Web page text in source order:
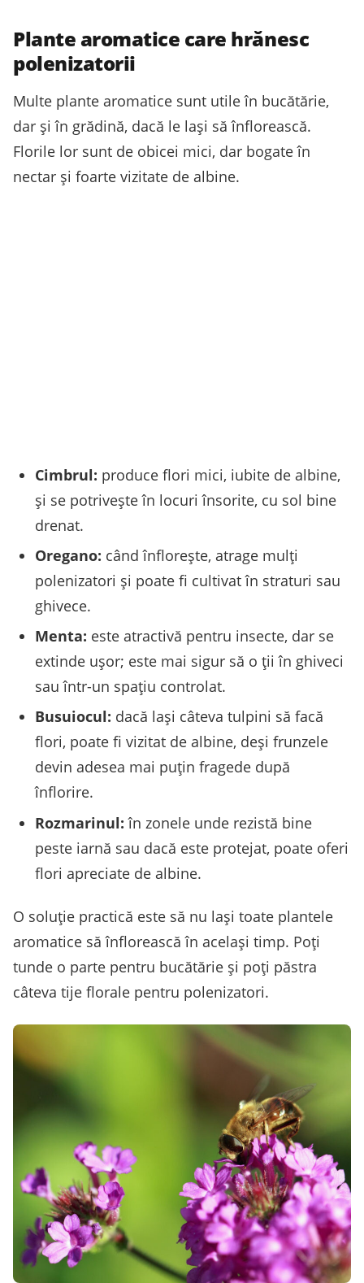
Plante aromatice care hrănesc
polenizatorii
Multe plante aromatice sunt utile în bucătărie,
dar și în grădină, dacă le lași să înflorească.
Florile lor sunt de obicei mici, dar bogate în
nectar și foarte vizitate de albine.
Cimbrul: produce flori mici, iubite de albine,
și se potrivește în locuri însorite, cu sol bine
drenat.
Oregano: când înflorește, atrage mulți
polenizatori și poate fi cultivat în straturi sau
ghivece.
Menta: este atractivă pentru insecte, dar se
extinde ușor; este mai sigur să o ții în ghiveci
sau într-un spațiu controlat.
Busuiocul: dacă lași câteva tulpini să facă
flori, poate fi vizitat de albine, deși frunzele
devin adesea mai puțin fragede după
înflorire.
Rozmarinul: în zonele unde rezistă bine
peste iarnă sau dacă este protejat, poate oferi
flori apreciate de albine.
O soluție practică este să nu lași toate plantele
aromatice să înflorească în același timp. Poți
tunde o parte pentru bucătărie și poți păstra
câteva tije florale pentru polenizatori.